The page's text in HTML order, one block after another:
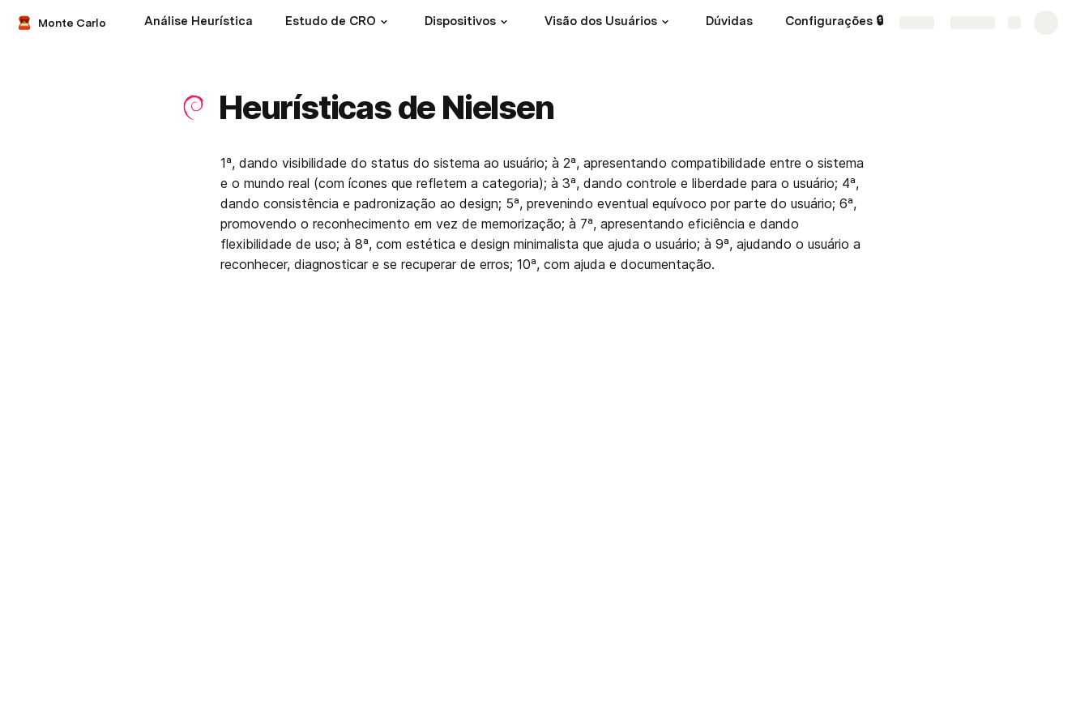
Monte Carlo Análise Heurística Estudo de CRO Dispositivos Visão dos Usuários Dúvidas Configurações 🔒
Heurísticas de Nielsen
1ª, dando visibilidade do status do sistema ao usuário; à 2ª, apresentando compatibilidade entre o sistema
e o mundo real (com ícones que refletem a categoria); à 3ª, dando controle e liberdade para o usuário; 4ª,
dando consistência e padronização ao design; 5ª, prevenindo eventual equívoco por parte do usuário; 6ª,
promovendo o reconhecimento em vez de memorização; à 7ª, apresentando eficiência e dando
flexibilidade de uso; à 8ª, com estética e design minimalista que ajuda o usuário; à 9ª, ajudando o usuário a
reconhecer, diagnosticar e se recuperar de erros; 10ª, com ajuda e documentação.